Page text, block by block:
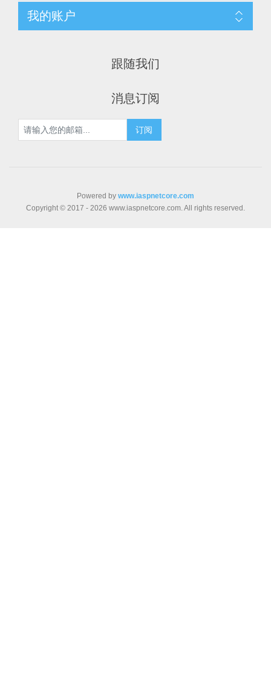
我的账户
跟随我们
消息订阅
Powered by www.iaspnetcore.com
Copyright © 2017 - 2026 www.iaspnetcore.com. All rights reserved.